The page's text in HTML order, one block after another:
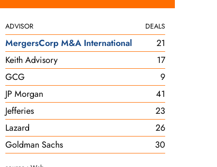
ADVISOR DEALS
MergersCorp M&A International
21
Keith Advisory
17
GCG
9
JP Morgan
41
Jefferies
23
Lazard
26
Goldman Sachs
30